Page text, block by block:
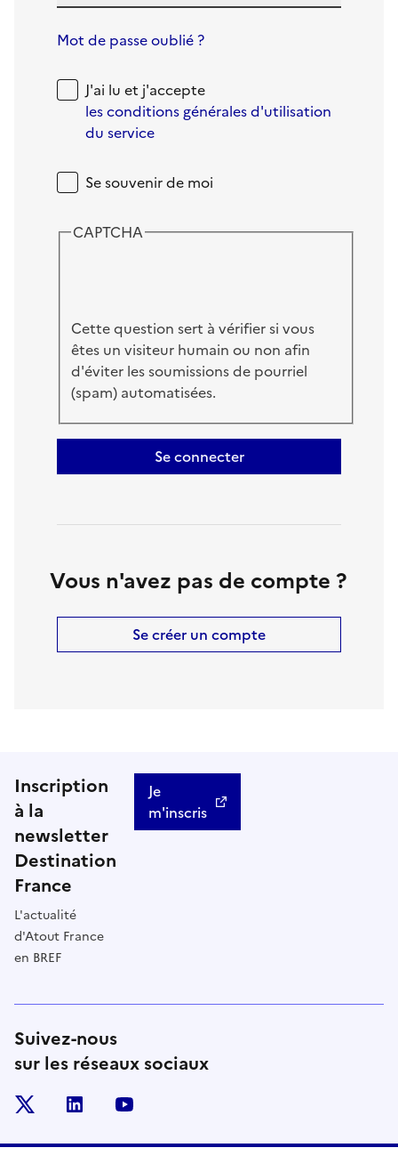
Mot de passe oublié ?
J'ai lu et j'accepte
les conditions générales d'utilisation
du service
Se souvenir de moi
CAPTCHA
Cette question sert à vérifier si vous
êtes un visiteur humain ou non afin
d'éviter les soumissions de pourriel
(spam) automatisées.
Se connecter
Vous n'avez pas de compte ?
Se créer un compte
Inscription
à la
newsletter
Destination
France
L'actualité
d'Atout France
en BREF
Je
m'inscris
Suivez-nous
sur les réseaux sociaux
linkedin